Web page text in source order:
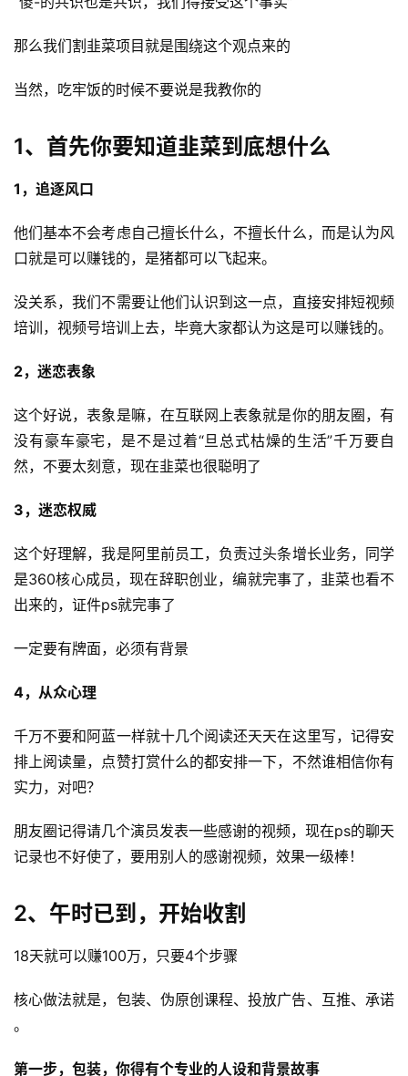
那么我们割韭菜项目就是围绕这个观点来的
当然，吃牢饭的时候不要说是我教你的
1、首先你要知道韭菜到底想什么
1，追逐风口
他们基本不会考虑自己擅长什么，不擅长什么，而是认为风
口就是可以赚钱的，是猪都可以飞起来。
没关系，我们不需要让他们认识到这一点，直接安排短视频
培训，视频号培训上去，毕竟大家都认为这是可以赚钱的。
2，迷恋表象
这个好说，表象是嘛，在互联网上表象就是你的朋友圈，有
没有豪车豪宅，是不是过着“旦总式枯燥的生活”千万要自
然，不要太刻意，现在韭菜也很聪明了
3，迷恋权威
这个好理解，我是阿里前员工，负责过头条增长业务，同学
是360核心成员，现在辞职创业，编就完事了，韭菜也看不
出来的，证件ps就完事了
一定要有牌面，必须有背景
4，从众心理
千万不要和阿蓝一样就十几个阅读还天天在这里写，记得安
排上阅读量，点赞打赏什么的都安排一下，不然谁相信你有
实力，对吧？
朋友圈记得请几个演员发表一些感谢的视频，现在ps的聊天
记录也不好使了，要用别人的感谢视频，效果一级棒！
2、午时已到，开始收割
18天就可以赚100万，只要4个步骤
核心做法就是，包装、伪原创课程、投放广告、互推、承诺​
。
第一步，包装，你得有个专业的人设和背景故事